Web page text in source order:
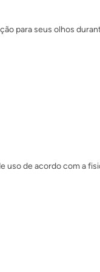
para seus olhos
de acordo com a